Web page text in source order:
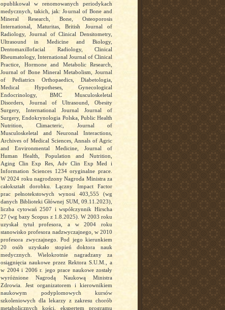
opublikował w renomowanych periodykach
medycznych, takich, jak: Journal of Bone and
Mineral Research, Bone, Osteoporosis
International, Maturitas, British Journal of
Radiology, Journal of Clinical Densitometry,
Ultrasound in Medicine and Biology,
Dentomaxillofacial Radiology, Clinical
Rheumatology, International Journal of Clinical
Practice, Hormone and Metabolic Research,
Journal of Bone Mineral Metabolism, Journal
of Pediatrics Orthopaedics, Diabetologia,
Medical Hypotheses, Gynecological
Endocrinology, BMC Musculoskeletal
Disorders, Journal of Ultrasound, Obesity
Surgery, International Journal Journal of
Surgery, Endokrynologia Polska, Public Health
Nutrition, Climacteric, Journal of
Musculoskeletal and Neuronal Interactions,
Archives of Medical Sciences, Annals of Agric
and Environmental Medicine, Journal of
Human Health, Population and Nutrition,
Aging Clin Exp Res, Adv Clin Exp Med i
Information Sciences 1234 oryginalne prace.
W 2024 roku nagrodzony Nagroda Ministra za
całokształt dorobku. Łączny Impact Factor
prac pełnotekstowych wynosi 403,555 (wg
danych Biblioteki Głównej SUM, 09.11.2023),
liczba cytowań 2507 i współczynnik Hirscha
27 (wg bazy Scopus z 1.8.2025). W 2003 roku
uzyskał tytuł profesora, a w 2004 roku
stanowisko profesora nadzwyczajnego, w 2010
profesora zwyczajnego. Pod jego kierunkiem
20 osób uzyskało stopień doktora nauk
medycznych. Wielokrotnie nagradzany za
osiągnięcia naukowe przez Rektora S.U.M., a
w 2004 i 2006 r. jego prace naukowe zostały
wyróżnione Nagrodą Naukową Ministra
Zdrowia. Jest organizatorem i kierownikiem
naukowym podyplomowych kursów
szkoleniowych dla lekarzy z zakresu chorób
metabolicznych kości, ekspertem programu